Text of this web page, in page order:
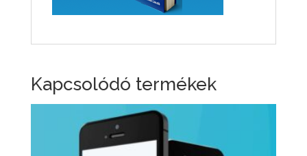
Kapcsolódó termékek